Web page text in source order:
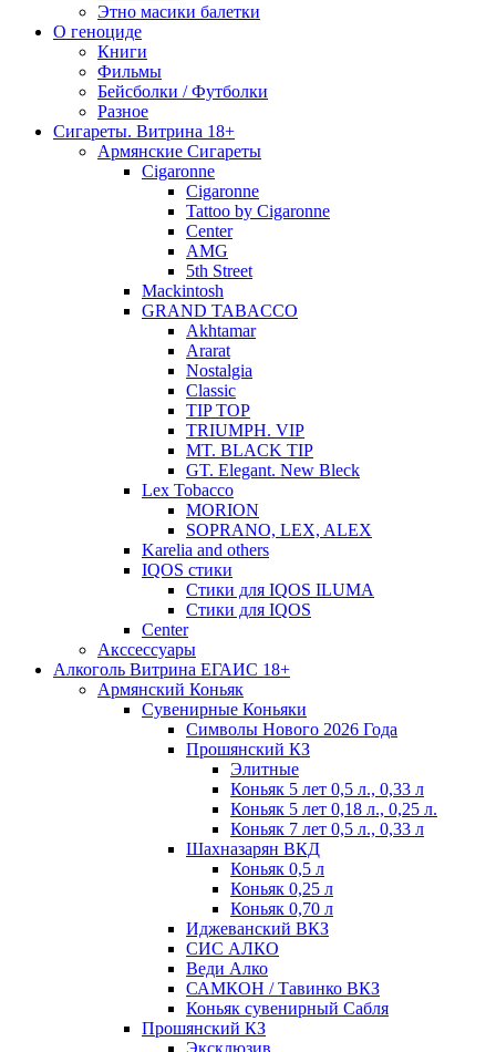
Этно масики балетки
О геноциде
Книги
Фильмы
Бейсболки / Футболки
Разное
Сигареты. Витрина 18+
Армянские Сигареты
Cigaronne
Cigaronne
Tattoo by Cigaronne
Center
AMG
5th Street
Mackintosh
GRAND TABACCO
Akhtamar
Ararat
Nostalgia
Classic
TIP TOP
TRIUMPH. VIP
MT. BLACK TIP
GT. Elegant. New Bleck
Lex Tobacco
MORION
SOPRANO, LEX, ALEX
Karelia and others
IQOS стики
Стики для IQOS ILUMA
Стики для IQOS
Сenter
Акссессуары
Алкоголь Витрина ЕГАИС 18+
Армянский Коньяк
Сувенирные Коньяки
Символы Нового 2026 Года
Прошянский КЗ
Элитные
Коньяк 5 лет 0,5 л., 0,33 л
Коньяк 5 лет 0,18 л., 0,25 л.
Коньяк 7 лет 0,5 л., 0,33 л
Шахназарян ВКД
Коньяк 0,5 л
Коньяк 0,25 л
Коньяк 0,70 л
Иджеванский ВКЗ
СИС АЛКО
Веди Алко
САМКОН / Тавинко ВКЗ
Коньяк сувенирный Сабля
Прошянский КЗ
Эксклюзив